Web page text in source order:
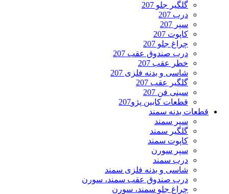
گلگیر جلو 207
درب 207
سپر 207
کاپوت 207
چراغ جلو 207
درب صندوق عقب 207
خطر عقب 207
شاسی و بدنه فلزی 207
گلگیر عقب 207
سینی فن 207
قطعات کابین پژو207
قطعات بدنه سمند
سپر سمند
گلگیر سمند
کاپوت سمند
سپر سورن
درب سمند
شاسی و بدنه فلزی سمند
درب صندوق عقب سمند، سورن
چراغ جلو سمند، سورن